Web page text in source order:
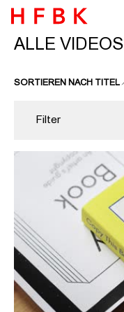
Zu den Filtern
Zur Metanavigation
Zur Hauptnavigation
Zur Suche
Zum Inhalt
Zum Seitenfuss
ALLE VIDEOS
ALLE VIDEOS
SORTIEREN NACH TITEL
Filter